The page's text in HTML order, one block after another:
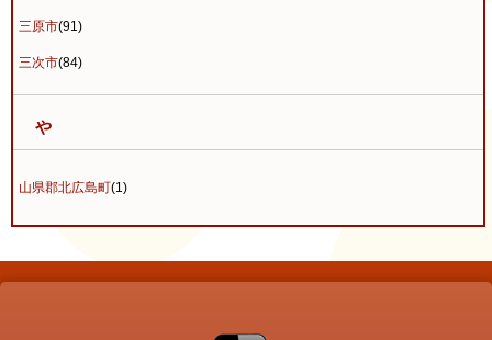
三原市(91)
三次市(84)
や
山県郡北広島町(1)